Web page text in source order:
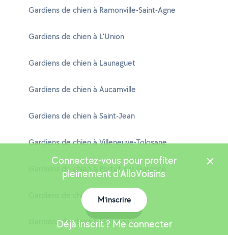
Gardiens de chien à Ramonville-Saint-Agne
Gardiens de chien à L'Union
Gardiens de chien à Launaguet
Gardiens de chien à Aucamville
Gardiens de chien à Saint-Jean
Gardiens de chien à Villeneuve-Tolosane
Gardiens de chien à Portet-sur-Garonne
Gardiens de chien à Saint-Lys
Gardiens de chien à Léguevin
Connectez-vous pour profiter
pleinement d'AlloVoisins
M'inscrire
Déjà inscrit ? Me connecter